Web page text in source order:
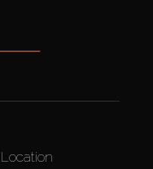
Location